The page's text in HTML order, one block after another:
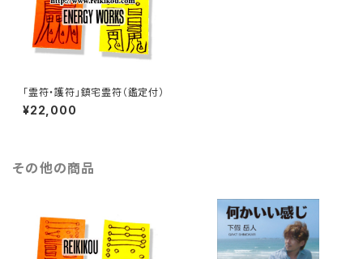
「霊符・護符」鎮宅霊符（鑑定付）
¥22,000
その他の商品